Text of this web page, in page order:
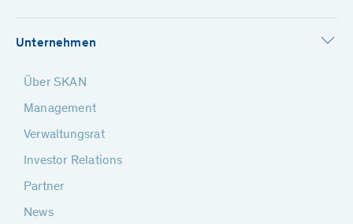
Unternehmen
Über SKAN
Management
Verwaltungsrat
Investor Relations
Partner
News